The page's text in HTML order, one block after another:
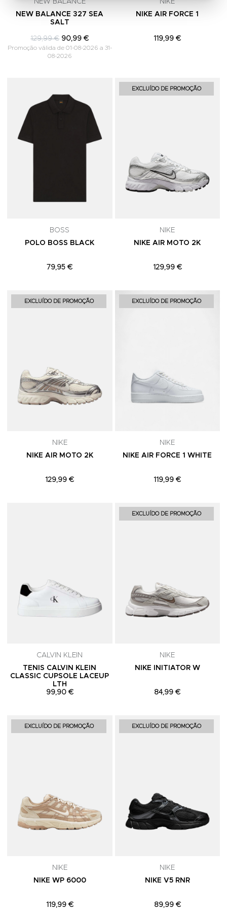
NEW BALANCE
NEW BALANCE 327 SEA
SALT
129,99 € 90,99 €
Promoção válida de 01-08-2026 a 31-
08-2026
NIKE
NIKE AIR FORCE 1
119,99 €
Adicionar aos Favoritos
BOSS
POLO BOSS BLACK
79,95 €
EXCLUÍDO DE PROMOÇÃO
NIKE
NIKE AIR MOTO 2K
129,99 €
EXCLUÍDO DE PROMOÇÃO Adicionar aos Favoritos
NIKE
NIKE AIR MOTO 2K
129,99 €
EXCLUÍDO DE PROMOÇÃO
NIKE
NIKE AIR FORCE 1 WHITE
119,99 €
Adicionar aos Favoritos
CALVIN KLEIN
TENIS CALVIN KLEIN
CLASSIC CUPSOLE LACEUP
LTH
99,90 €
EXCLUÍDO DE PROMOÇÃO
NIKE
NIKE INITIATOR W
84,99 €
EXCLUÍDO DE PROMOÇÃO Adicionar aos Favoritos
NIKE
NIKE WP 6000
119,99 €
EXCLUÍDO DE PROMOÇÃO
NIKE
NIKE V5 RNR
89,99 €